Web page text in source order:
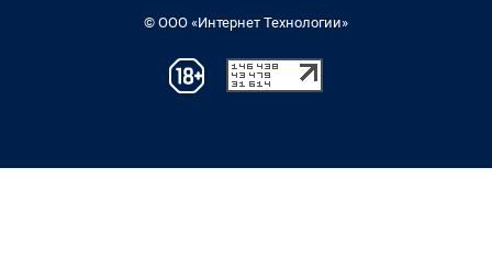
© ООО «Интернет Технологии»